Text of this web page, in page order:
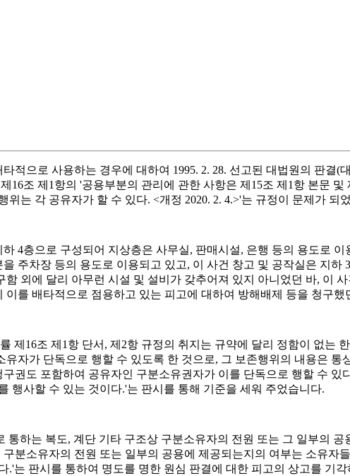
적으로 사용하는 경우에 대하여 1995. 2. 28. 선고된 대법원의 판결(
16조 제1항의 '공용부분의 관리에 관한 사항은 제15조 제1항 본문 및
는 각 공유자가 할 수 있다. <개정 2020. 2. 4.>'는 규정이 문제가 되
4층으로 구성되어 지상층은 사무실, 판매시설, 은행 등의 용도로
주차장 등의 용도로 이용되고 있고, 이 사건 창고 및 공작실은 지하
외에 달리 아무런 시설 및 설비가 갖추어져 있지 아니었던 바, 이
를 배타적으로 점용하고 있는 피고에 대하여 방해배제 등을 청구했
제16조 제1항 단서, 제2항 규정의 취지는 규약에 달리 정함이 없는
자가 단독으로 행할 수 있도록 한 것으로, 그 보존행위의 내용은 통
권도 포함하여 공유자인 구분소유권자가 이를 단독으로 행할 수 있
행사할 수 있는 것이다.'는 판시를 통해 기준을 세워 주었습니다.
하는 복도, 계단 기타 구조상 구분소유자의 전원 또는 그 일부의
분소유자의 전원 또는 일부의 공용에 제공되는지의 여부는 소유자
.'는 판시를 통하여 명도를 명한 원심 판결에 대한 피고의 상고를 기각